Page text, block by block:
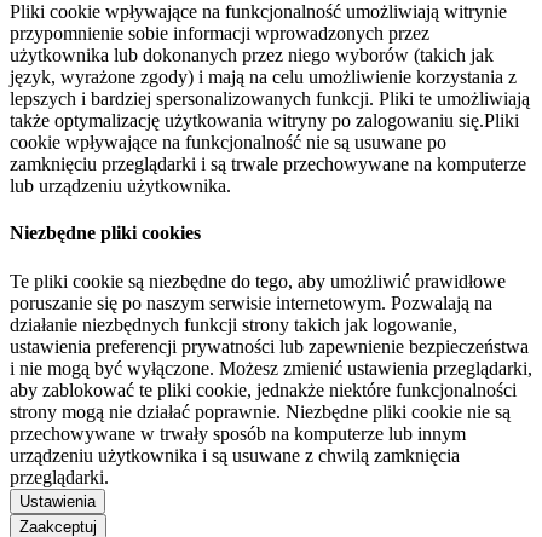
Pliki cookie wpływające na funkcjonalność umożliwiają witrynie
przypomnienie sobie informacji wprowadzonych przez
użytkownika lub dokonanych przez niego wyborów (takich jak
język, wyrażone zgody) i mają na celu umożliwienie korzystania z
lepszych i bardziej spersonalizowanych funkcji. Pliki te umożliwiają
także optymalizację użytkowania witryny po zalogowaniu się.Pliki
cookie wpływające na funkcjonalność nie są usuwane po
zamknięciu przeglądarki i są trwale przechowywane na komputerze
lub urządzeniu użytkownika.
Niezbędne pliki cookies
Te pliki cookie są niezbędne do tego, aby umożliwić prawidłowe
poruszanie się po naszym serwisie internetowym. Pozwalają na
działanie niezbędnych funkcji strony takich jak logowanie,
ustawienia preferencji prywatności lub zapewnienie bezpieczeństwa
i nie mogą być wyłączone. Możesz zmienić ustawienia przeglądarki,
aby zablokować te pliki cookie, jednakże niektóre funkcjonalności
strony mogą nie działać poprawnie. Niezbędne pliki cookie nie są
przechowywane w trwały sposób na komputerze lub innym
urządzeniu użytkownika i są usuwane z chwilą zamknięcia
przeglądarki.
Ustawienia
Zaakceptuj